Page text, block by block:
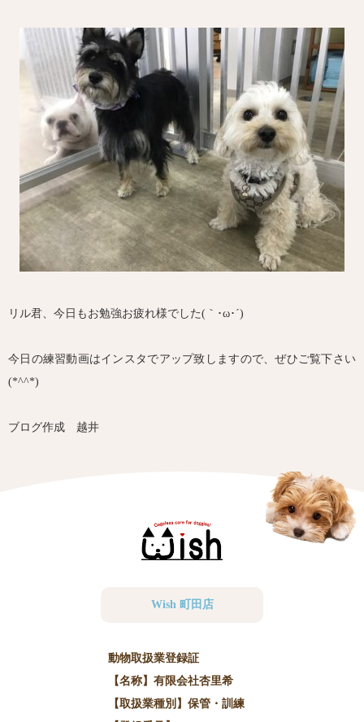
リル君、今日もお勉強お疲れ様でした(｀･ω･´)ゞ
今日の練習動画はインスタでアップ致しますので、ぜひご覧下さい
(*^^*)
ブログ作成 越井
Wish 町田店
動物取扱業登録証
【名称】有限会社杏里希
【取扱業種別】保管・訓練